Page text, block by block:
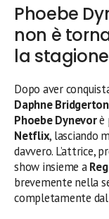
Phoebe
non è
la
Dopo aver
Daphne Bridgerton
Phoebe Dynevorè
Netflix, lasciando
davvero. L’attrice,
show insieme a
brevemente nella
completamente